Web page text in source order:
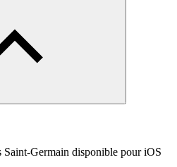
Saint-Germain disponible pour iOS